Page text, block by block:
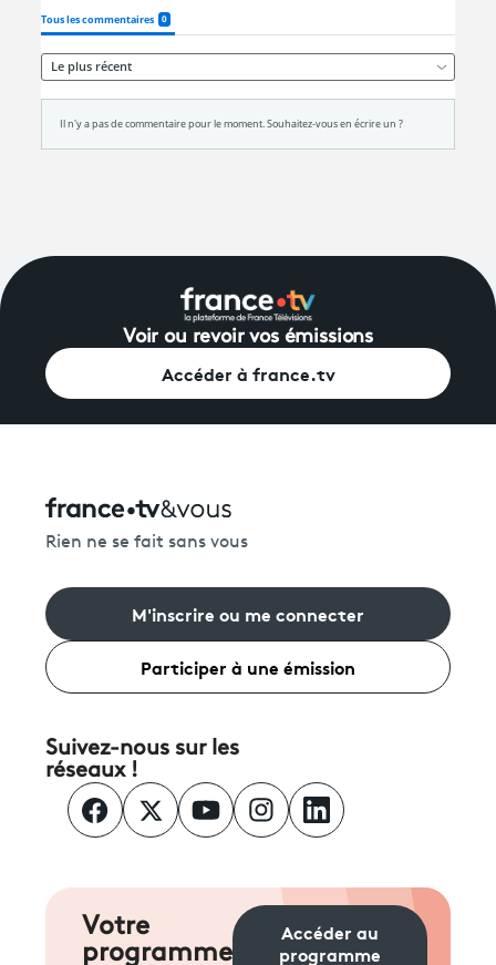
Voir ou revoir vos émissions
Accéder à france.tv
Rien ne se fait sans vous
M'inscrire ou me connecter
Participer à une émission
Suivez-nous sur les
réseaux !
Votre
programme
Accéder au
programme